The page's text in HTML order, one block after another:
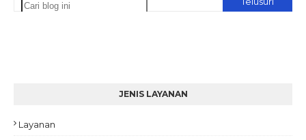
JENIS LAYANAN
Layanan